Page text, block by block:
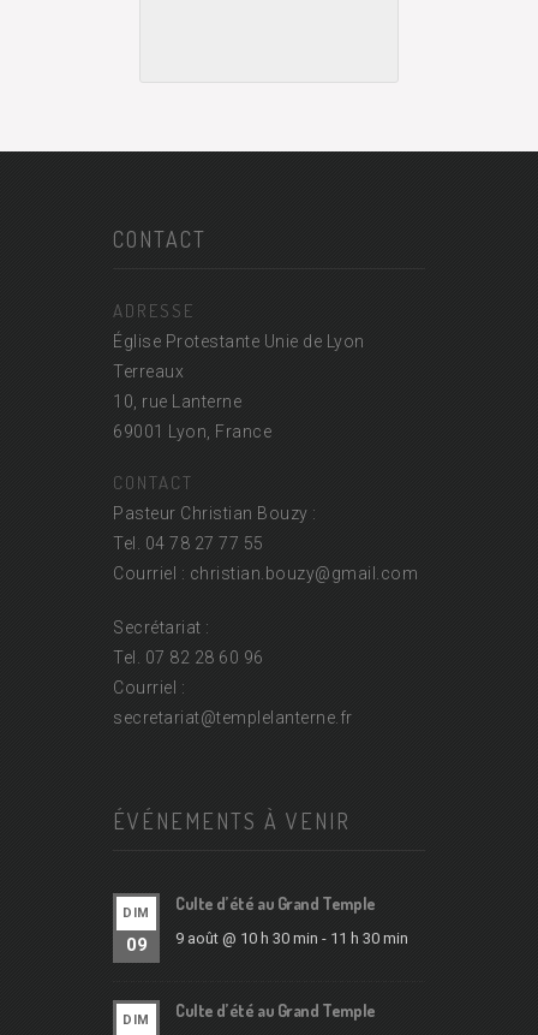
CONTACT
ADRESSE
Église Protestante Unie de Lyon
Terreaux
10, rue Lanterne
69001 Lyon, France
CONTACT
Pasteur Christian Bouzy :
Tel. 04 78 27 77 55
Courriel : christian.bouzy@gmail.com
Secrétariat :
Tel. 07 82 28 60 96
Courriel :
secretariat@templelanterne.fr
ÉVÉNEMENTS À VENIR
DIM
09
Culte d’été au Grand Temple
9 août @ 10 h 30 min - 11 h 30 min
DIM Culte d’été au Grand Temple